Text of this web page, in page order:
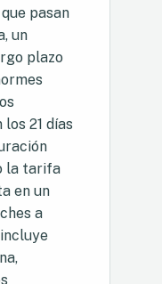
pasan
un
plazo
21 días
la tarifa
en un
a